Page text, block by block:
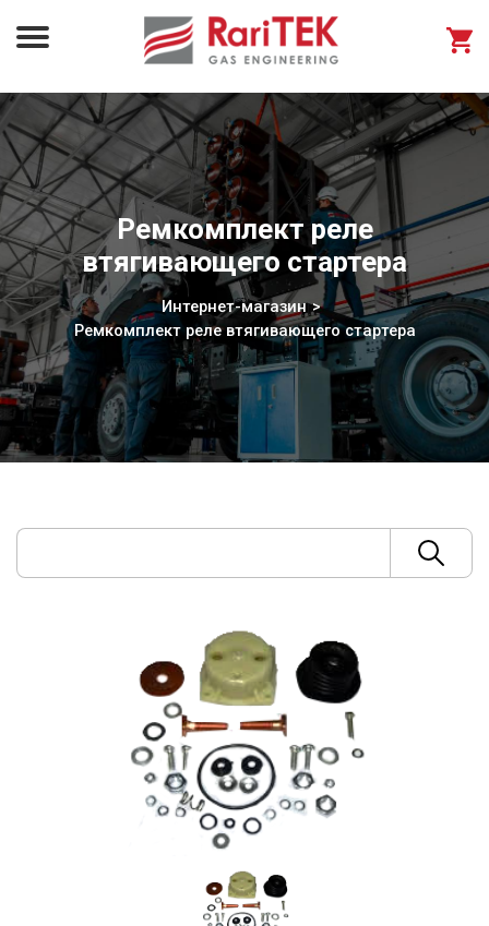
Ремкомплект реле
втягивающего стартера
Интернет-магазин
Ремкомплект реле втягивающего стартера